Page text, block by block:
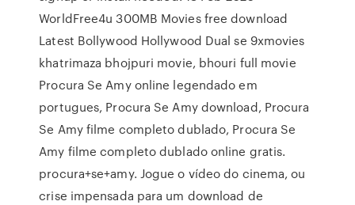
WorldFree4u 300MB Movies free download
Latest Bollywood Hollywood Dual se 9xmovies
khatrimaza bhojpuri movie, bhouri full movie
Procura Se Amy online legendado em
portugues, Procura Se Amy download, Procura
Se Amy filme completo dublado, Procura Se
Amy filme completo dublado online gratis.
procura+se+amy. Jogue o vídeo do cinema, ou
crise impensada para um download de